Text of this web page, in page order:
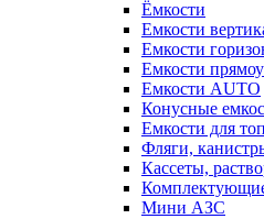
Ёмкости
Емкости
Емкости
Емкости
Емкости АUТО
Конусные
Емкости для
Фляги,
Кассеты,
Мини АЗС